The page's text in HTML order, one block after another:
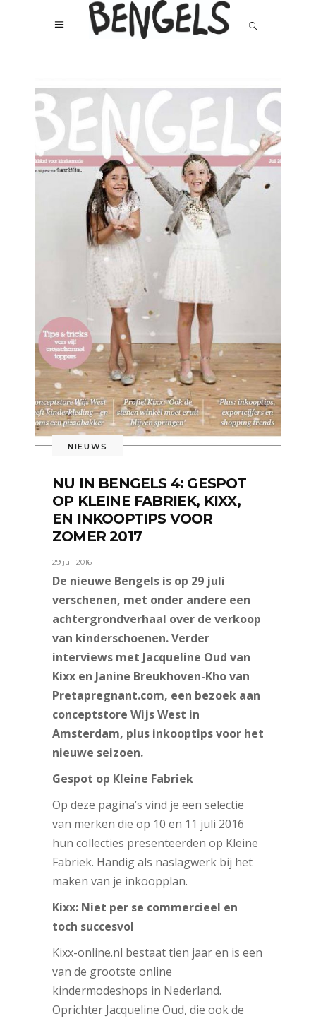
NIEUWS
NU IN BENGELS 4: GESPOT
OP KLEINE FABRIEK, KIXX,
EN INKOOPTIPS VOOR
ZOMER 2017
29 juli 2016
De nieuwe Bengels is op 29 juli
verschenen, met onder andere een
achtergrondverhaal over de verkoop
van kinderschoenen. Verder
interviews met Jacqueline Oud van
Kixx en Janine Breukhoven-Kho van
Pretapregnant.com, een bezoek aan
conceptstore Wijs West in
Amsterdam, plus inkooptips voor het
nieuwe seizoen.
Gespot op Kleine Fabriek
Op deze pagina’s vind je een selectie
van merken die op 10 en 11 juli 2016
hun collecties presenteerden op Kleine
Fabriek. Handig als naslagwerk bij het
maken van je inkoopplan.
Kixx: Niet per se commercieel en
toch succesvol
Kixx-online.nl bestaat tien jaar en is een
van de grootste online
kindermodeshops in Nederland.
Oprichter Jacqueline Oud, die ook de